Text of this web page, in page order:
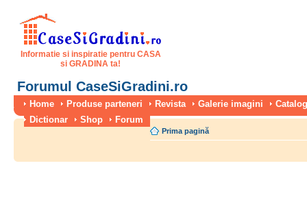
Informatie si inspiratie pentru CASA
si GRADINA ta!
Forumul CaseSiGradini.ro
Home Produse parteneri Revista Galerie imagini
Dictionar
Shop Forum
Prima pagină